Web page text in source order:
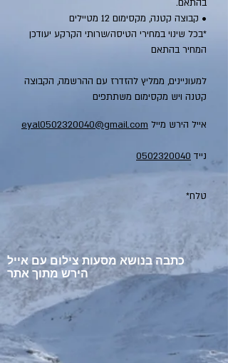
בהתאם.
• קבוצה קטנה, מקסימום 12 מטי
ילים
*בכל שינוי במחירי הטיסה/שרותי הקרקע יעודכן
המחיר בהתאם
למעוניינים, ממליץ להזדרז עם ההרשמה, הקבוצה
קטנה ויש מקסימום משתתפים
eyal0502320040@gmail.com אייל הירש מייל
נייד 0502320040
*טלח
כתבה בנושא מסעות צילום עם אייל
הירש מתוך אתר